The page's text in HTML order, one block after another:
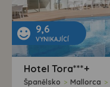
9,6
VYNIKAJÍCÍ
Hotel Tora***+
Španělsko > Mallorca >